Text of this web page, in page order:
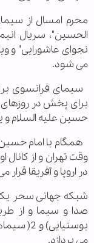
محرم امسال از
الحسین"، سریال
نجوای عاشورایی" و
می شود.
سیمای فرانسوی
برای پخش در
حسین علیه السلام و
وقت تهران و از
در اروپا و آفریقا قرار